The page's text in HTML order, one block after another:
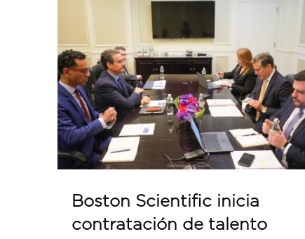
Boston Scientific inicia
contratación de talento